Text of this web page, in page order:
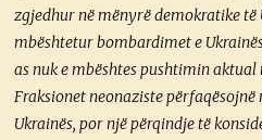
zgjedhur në mënyrë demokratike të
mbështetur bombardimet e
as nuk e mbështes pushtimin aktual
Fraksionet neonaziste përfaqësojnë
Ukrainës, por një përqindje të